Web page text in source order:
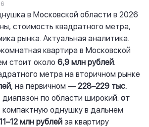
в Московской области в 2026
стоимость квадратного метра,
рынка. Актуальная аналитика.
квартира в Московской
стоит около 6,9 млн рублей.
метра на вторичном рынке
, на первичном — 228–229 тыс.
диапазон по области широкий: от
компактную однушку в дальнем
млн рублей за квартиру